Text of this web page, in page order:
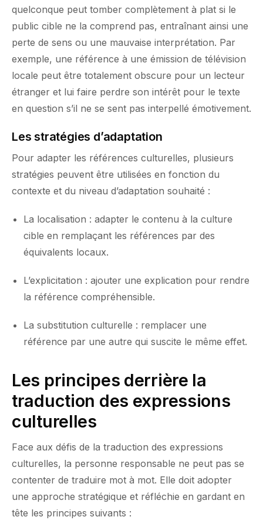
quelconque peut tomber complètement à plat si le
public cible ne la comprend pas, entraînant ainsi une
perte de sens ou une mauvaise interprétation. Par
exemple, une référence à une émission de télévision
locale peut être totalement obscure pour un lecteur
étranger et lui faire perdre son intérêt pour le texte
en question s’il ne se sent pas interpellé émotivement.
Les stratégies d’adaptation
Pour adapter les références culturelles, plusieurs
stratégies peuvent être utilisées en fonction du
contexte et du niveau d’adaptation souhaité :
La localisation : adapter le contenu à la culture
cible en remplaçant les références par des
équivalents locaux.
L’explicitation : ajouter une explication pour rendre
la référence compréhensible.
La substitution culturelle : remplacer une
référence par une autre qui suscite le même effet.
Les principes derrière la
traduction des expressions
culturelles
Face aux défis de la traduction des expressions
culturelles, la personne responsable ne peut pas se
contenter de traduire mot à mot. Elle doit adopter
une approche stratégique et réfléchie en gardant en
tête les principes suivants :